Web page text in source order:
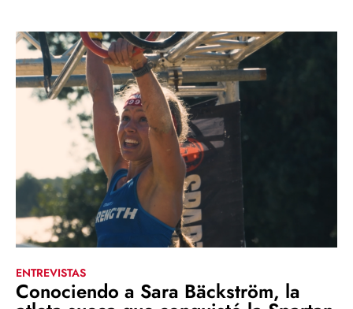
ENTREVISTAS
Conociendo a Sara Bäckström, la